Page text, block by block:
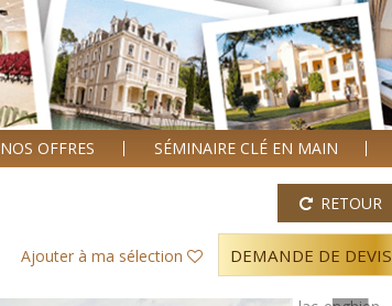
NOS OFFRES SÉMINAIRE CLÉ EN MAIN
RETOUR
Ajouter à ma sélection DEMANDE DE DEVIS